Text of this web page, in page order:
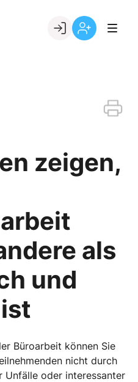
zeigen,
als
und
Büroarbeit können Sie
nicht durch
Unfälle oder interessanter